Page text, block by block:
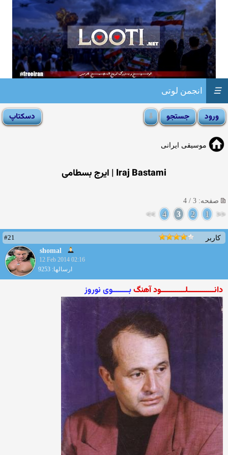
انجمن لوتی ☰
موسیقی ایرانی
Iraj Bastami | ایرج بسطامی
صفحه: 3 / 4
<<
1
2
3
4
>>
کاربر
#21
shomal
12 Feb 2014 02:16
ارسالها: 9253
دانـــــــــــــلــــــــــــود آهنگبــــــــوی نوروز